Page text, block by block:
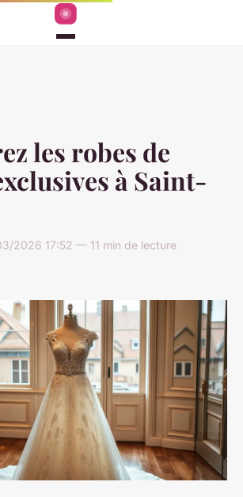
les robes de
à Saint-
2026 17:52 — 11 min de lecture